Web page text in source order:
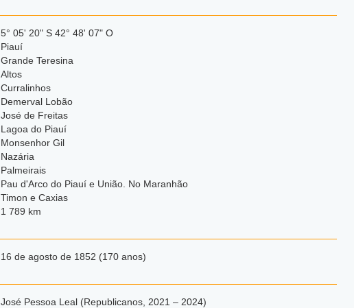
5° 05' 20" S 42° 48' 07" O
Piauí
Grande Teresina
Altos
Curralinhos
Demerval Lobão
José de Freitas
Lagoa do Piauí
Monsenhor Gil
Nazária
Palmeirais
Pau d'Arco do Piauí e União. No Maranhão
Timon e Caxias
1 789 km
16 de agosto de 1852 (170 anos)
José Pessoa Leal (Republicanos, 2021 – 2024)